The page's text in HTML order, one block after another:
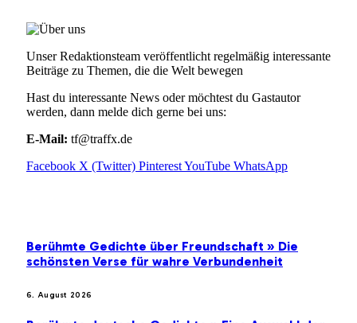
Unser Redaktionsteam veröffentlicht regelmäßig interessante
Beiträge zu Themen, die die Welt bewegen
Hast du interessante News oder möchtest du Gastautor
werden, dann melde dich gerne bei uns:
E-Mail: tf@traffx.de
Facebook X (Twitter) PinterestYouTube WhatsApp
Berühmte Gedichte über Freundschaft » Die
schönsten Verse für wahre Verbundenheit
6. August 2026